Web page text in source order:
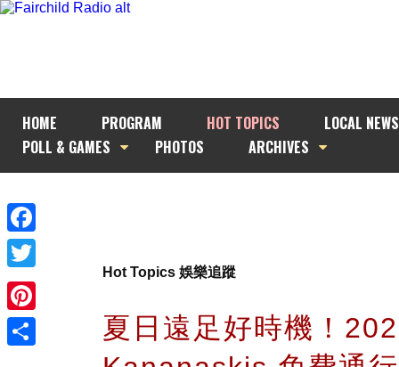
HOME PROGRAM HOT TOPICS
LOCAL NEWS
POLL & GAMES
PHOTOS ARCHIVES
Facebook
Twitter
Pinterest
Hot Topics 娛樂追蹤
夏日遠足好時機！